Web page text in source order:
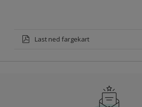
Last ned fargekart